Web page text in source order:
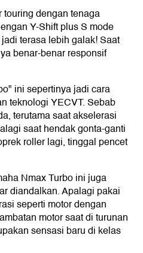
dengan tenaga
Y-Shift plus S mode
terasa lebih galak! Saat
benar-benar responsif
ini sepertinya jadi cara
teknologi YECVT. Sebab
terutama saat akselerasi
saat hendak gonta-ganti
roller lagi, tinggal pencet
Nmax Turbo ini juga
diandalkan. Apalagi pakai
seperti motor dengan
motor saat di turunan
sensasi baru di kelas